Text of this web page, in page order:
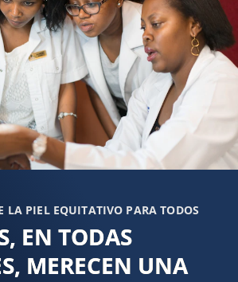
LA PIEL EQUITATIVO PARA TODOS
EN TODAS
MERECEN UNA